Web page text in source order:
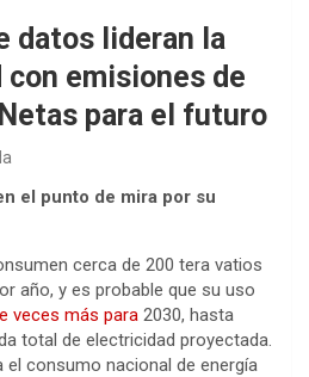
datos lideran la
emisiones de
para el futuro
el punto de mira por su
cerca de 200 tera vatios
año, y es probable que su uso
veces más para 2030, hasta
total de electricidad proyectada.
el consumo nacional de energía